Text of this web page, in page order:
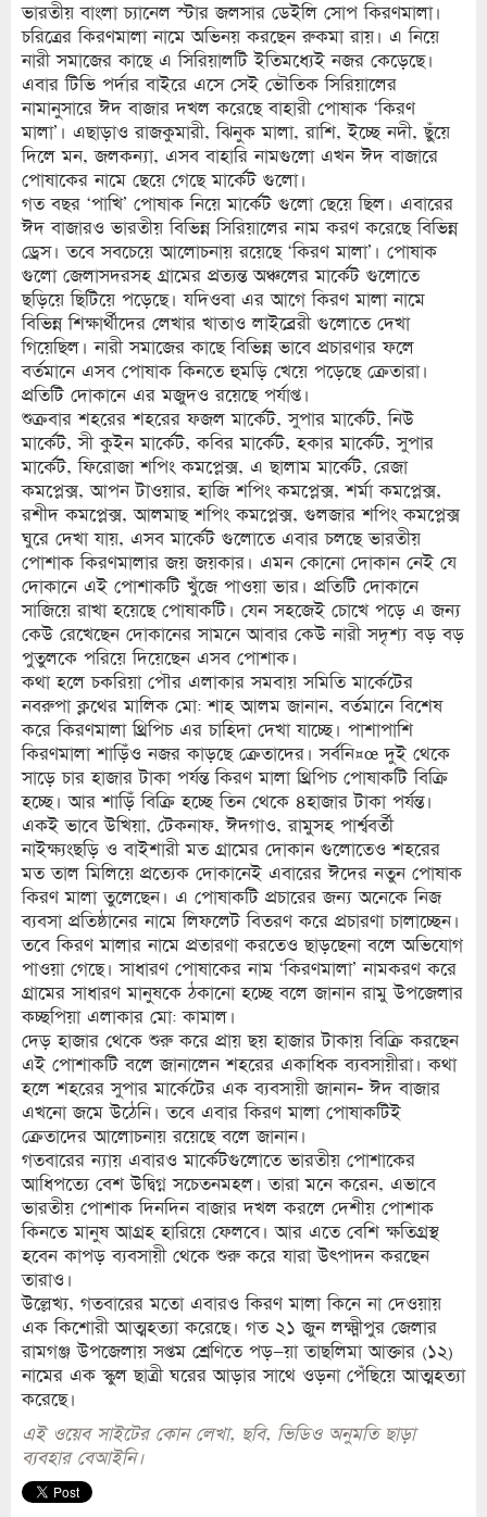
ভারতীয় বাংলা চ্যানেল স্টার জলসার ডেইলি সোপ কিরণমালা।
চরিত্রের কিরণমালা নামে অভিনয় করছেন রুকমা রায়। এ নিয়ে
নারী সমাজের কাছে এ সিরিয়ালটি ইতিমধ্যেই নজর কেড়েছে।
এবার টিভি পর্দার বাইরে এসে সেই ভৌতিক সিরিয়ালের
নামানুসারে ঈদ বাজার দখল করেছে বাহারী পোষাক ‘কিরণ
মালা’। এছাড়াও রাজকুমারী, ঝিনুক মালা, রাশি, ইচ্ছে নদী, ছুঁয়ে
দিলে মন, জলকন্যা, এসব বাহারি নামগুলো এখন ঈদ বাজারে
পোষাকের নামে ছেয়ে গেছে মার্কেট গুলো।
গত বছর ‘পাখি’ পোষাক নিয়ে মার্কেট গুলো ছেয়ে ছিল। এবারের
ঈদ বাজারও ভারতীয় বিভিন্ন সিরিয়ালের নাম করণ করেছে বিভিন্ন
ড্রেস। তবে সবচেয়ে আলোচনায় রয়েছে ‘কিরণ মালা’। পোষাক
গুলো জেলাসদরসহ গ্রামের প্রত্যন্ত অঞ্চলের মার্কেট গুলোতে
ছড়িয়ে ছিটিয়ে পড়েছে। যদিওবা এর আগে কিরণ মালা নামে
বিভিন্ন শিক্ষার্থীদের লেখার খাতাও লাইব্রেরী গুলোতে দেখা
গিয়েছিল। নারী সমাজের কাছে বিভিন্ন ভাবে প্রচারণার ফলে
বর্তমানে এসব পোষাক কিনতে হুমড়ি খেয়ে পড়েছে ক্রেতারা।
প্রতিটি দোকানে এর মজুদও রয়েছে পর্যাপ্ত।
শুক্রবার শহরের শহরের ফজল মার্কেট, সুপার মার্কেট, নিউ
মার্কেট, সী কুইন মার্কেট, কবির মার্কেট, হকার মার্কেট, সুপার
মার্কেট, ফিরোজা শপিং কমপ্লেক্স, এ ছালাম মার্কেট, রেজা
কমপ্লেক্স, আপন টাওয়ার, হাজি শপিং কমপ্লেক্স, শর্মা কমপ্লেক্স,
রশীদ কমপ্লেক্স, আলমাছ শপিং কমপ্লেক্স, গুলজার শপিং কমপ্লেক্স
ঘুরে দেখা যায়, এসব মার্কেট গুলোতে এবার চলছে ভারতীয়
পোশাক কিরণমালার জয় জয়কার। এমন কোনো দোকান নেই যে
দোকানে এই পোশাকটি খুঁজে পাওয়া ভার। প্রতিটি দোকানে
সাজিয়ে রাখা হয়েছে পোষাকটি। যেন সহজেই চোখে পড়ে এ জন্য
কেউ রেখেছেন দোকানের সামনে আবার কেউ নারী সদৃশ্য বড় বড়
পুতুলকে পরিয়ে দিয়েছেন এসব পোশাক।
কথা হলে চকরিয়া পৌর এলাকার সমবায় সমিতি মার্কেটের
নবরুপা ক্লথের মালিক মো: শাহ আলম জানান, বর্তমানে বিশেষ
করে কিরণমালা থ্রিপিচ এর চাহিদা দেখা যাচ্ছে। পাশাপাশি
কিরণমালা শাড়িঁও নজর কাড়ছে ক্রেতাদের। সর্বনি¤œ দুই থেকে
সাড়ে চার হাজার টাকা পর্যন্ত কিরণ মালা থ্রিপিচ পোষাকটি বিক্রি
হচ্ছে। আর শাড়িঁ বিক্রি হচ্ছে তিন থেকে ৪হাজার টাকা পর্যন্ত।
একই ভাবে উখিয়া, টেকনাফ, ঈদগাও, রামুসহ পার্শ্ববর্তী
নাইক্ষ্যংছড়ি ও বাইশারী মত গ্রামের দোকান গুলোতেও শহরের
মত তাল মিলিয়ে প্রত্যেক দোকানেই এবারের ঈদের নতুন পোষাক
কিরণ মালা তুলেছেন। এ পোষাকটি প্রচারের জন্য অনেকে নিজ
ব্যবসা প্রতিষ্ঠানের নামে লিফলেট বিতরণ করে প্রচারণা চালাচ্ছেন।
তবে কিরণ মালার নামে প্রতারণা করতেও ছাড়ছেনা বলে অভিযোগ
পাওয়া গেছে। সাধারণ পোষাকের নাম ‘কিরণমালা’ নামকরণ করে
গ্রামের সাধারণ মানুষকে ঠকানো হচ্ছে বলে জানান রামু উপজেলার
কচ্ছপিয়া এলাকার মো: কামাল।
দেড় হাজার থেকে শুরু করে প্রায় ছয় হাজার টাকায় বিক্রি করছেন
এই পোশাকটি বলে জানালেন শহরের একাধিক ব্যবসায়ীরা। কথা
হলে শহরের সুপার মার্কেটের এক ব্যবসায়ী জানান- ঈদ বাজার
এখনো জমে উঠেনি। তবে এবার কিরণ মালা পোষাকটিই
ক্রেতাদের আলোচনায় রয়েছে বলে জানান।
গতবারের ন্যায় এবারও মার্কেটগুলোতে ভারতীয় পোশাকের
আধিপত্যে বেশ উদ্বিগ্ন সচেতনমহল। তারা মনে করেন, এভাবে
ভারতীয় পোশাক দিনদিন বাজার দখল করলে দেশীয় পোশাক
কিনতে মানুষ আগ্রহ হারিয়ে ফেলবে। আর এতে বেশি ক্ষতিগ্রস্থ
হবেন কাপড় ব্যবসায়ী থেকে শুরু করে যারা উৎপাদন করছেন
তারাও।
উল্লেখ্য, গতবারের মতো এবারও কিরণ মালা কিনে না দেওয়ায়
এক কিশোরী আত্মহত্যা করেছে। গত ২১ জুন লক্ষ্মীপুর জেলার
রামগঞ্জ উপজেলায় সপ্তম শ্রেণিতে পড়–য়া তাছলিমা আক্তার (১২)
নামের এক স্কুল ছাত্রী ঘরের আড়ার সাথে ওড়না পেঁছিয়ে আত্মহত্যা
করেছে।
এই ওয়েব সাইটের কোন লেখা, ছবি, ভিডিও অনুমতি ছাড়া
ব্যবহার বেআইনি।